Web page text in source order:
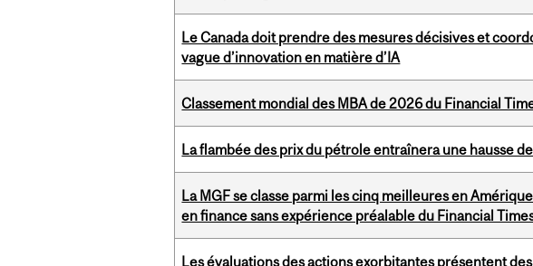
Le Canada doit prendre des mesures décisives et
vague d’innovation en matière d’IA
Classement mondial des MBA de 2026 du Financial
La flambée des prix du pétrole entraînera une hausse
La MGF se classe parmi les cinq meilleures en
en finance sans expérience préalable du Financial
Les évaluations des actions exorbitantes présentent